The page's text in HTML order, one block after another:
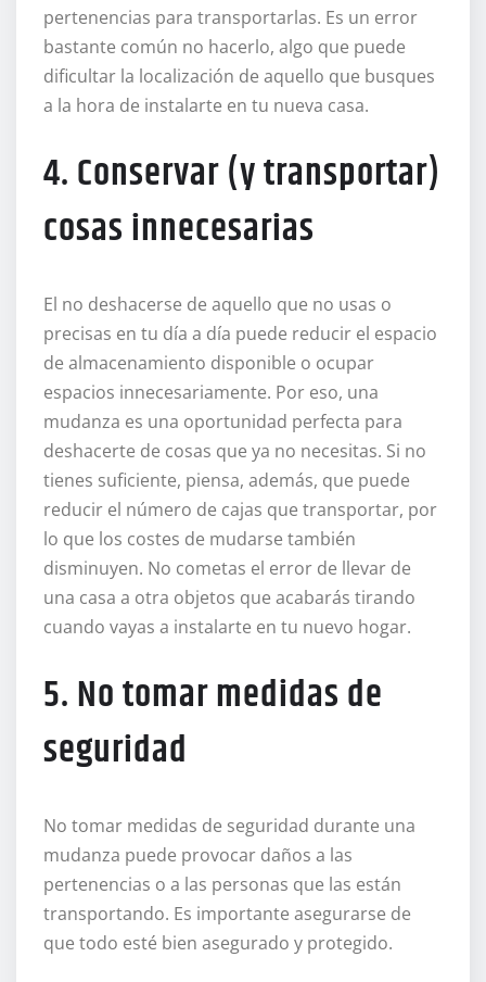
pertenencias para transportarlas. Es un error
bastante común no hacerlo, algo que puede
dificultar la localización de aquello que busques
a la hora de instalarte en tu nueva casa.
4. Conservar (y transportar)
cosas innecesarias
El no deshacerse de aquello que no usas o
precisas en tu día a día puede reducir el espacio
de almacenamiento disponible o ocupar
espacios innecesariamente. Por eso, una
mudanza es una oportunidad perfecta para
deshacerte de cosas que ya no necesitas. Si no
tienes suficiente, piensa, además, que puede
reducir el número de cajas que transportar, por
lo que los costes de mudarse también
disminuyen. No cometas el error de llevar de
una casa a otra objetos que acabarás tirando
cuando vayas a instalarte en tu nuevo hogar.
5. No tomar medidas de
seguridad
No tomar medidas de seguridad durante una
mudanza puede provocar daños a las
pertenencias o a las personas que las están
transportando. Es importante asegurarse de
que todo esté bien asegurado y protegido.